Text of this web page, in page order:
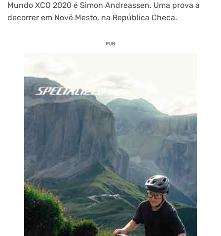
Mundo XCO 2020 é Simon Andreassen. Uma prova a
decorrer em Nové Mesto, na República Checa.
PUB